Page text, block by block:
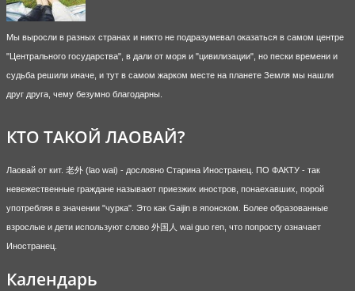
Мы выросли в разных странах и никто не подразумевал оказаться в самом центре
"Центрального государства", в дали от моря и "цивилизации", но пески времени и
судьба решили иначе, и тут в самом жарком месте на планете Земля мы нашли
друг друга, чему безумно благодарны.
КТО ТАКОЙ ЛАОВАЙ?
Лаовай от кит. 老外 (lao wai) - дословно Старина Иностранец. ПО ФАКТУ - так
невежественные граждане называют приезжих иностров, понаехавших, порой
употребляя в значении "чурка". Это как Gaijin в японском. Более образованные
взрослые и дети используют слово 外国人 wai guo ren, что попросту означает
Иностранец.
Календарь